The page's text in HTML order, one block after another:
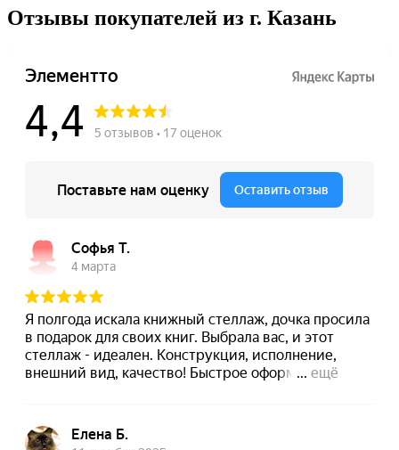
Отзывы покупателей из г. Казань